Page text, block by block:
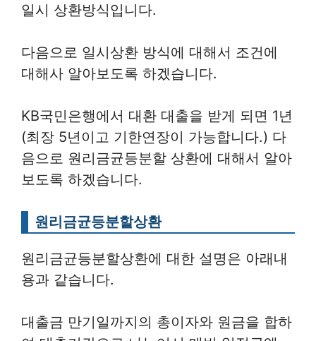
일시 상환방식입니다.
다음으로 일시상환 방식에 대해서 조건에
대해사 알아보도록 하겠습니다.
KB국민은행에서 대환 대출을 받게 되면 1년
(최장 5년이고 기한연장이 가능합니다.) 다
음으로 원리금균등분할 상환에 대해서 알아
보도록 하겠습니다.
원리금균등분할상환
원리금균등분할상환에 대한 설명은 아래내
용과 같습니다.
대출금 만기일까지의 총이자와 원금을 합하